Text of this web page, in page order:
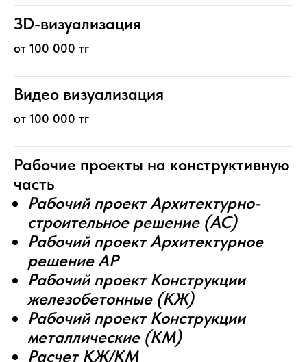
ЗD-визуализация
от 100 000 тг
Видео визуализация
от 100 000 тг
Рабочие проекты на конструктивную
часть
Рабочий проект Архитектурно-
строительное решение (AC)
Рабочий проект Архитектурное
решение АР
Рабочий проект Конструкции
железобетонные (КЖ)
Рабочий проект Конструкции
металлические (КМ)
Расчет КЖ/КМ